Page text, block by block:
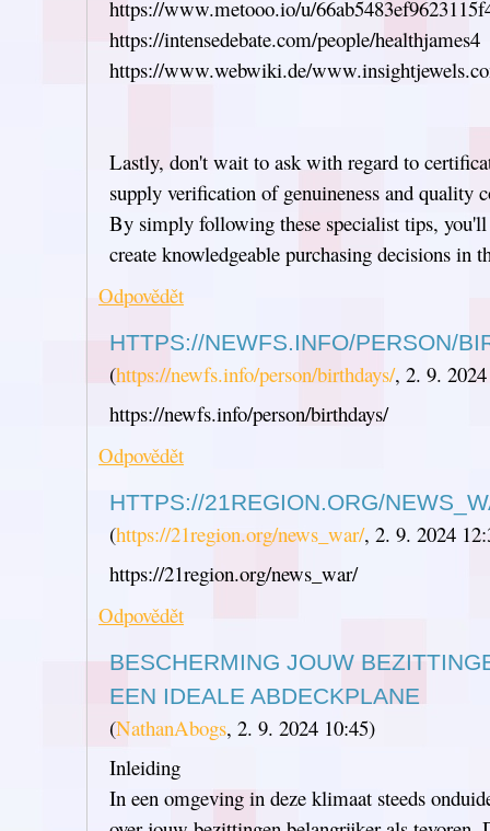
https://www.metooo.io/u/
https://intensedebate.com/people/healthjames4
https://www.webwiki.de/
Lastly, don't wait to ask with regard to
supply verification of genuineness and quality
By simply following these specialist tips,
create knowledgeable purchasing decisions in
Odpovědět
HTTPS://NEWFS.INFO/PERSON/
(https://newfs.info/person/birthdays/, 2. 9. 2024
https://newfs.info/person/birthdays/
Odpovědět
HTTPS://21REGION.ORG/
(https://21region.org/news_war/, 2. 9. 2024
https://21region.org/news_war/
Odpovědět
BESCHERMING JOUW
EEN IDEALE ABDECKPLANE
(NathanAbogs, 2. 9. 2024 10:45)
Inleiding
In een omgeving in deze klimaat steeds